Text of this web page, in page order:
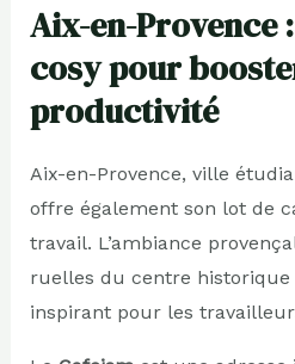
Aix-en-Provence
cosy pour
productivité
Aix-en-Provence, ville
offre également son lot de
travail. L’ambiance
ruelles du centre
inspirant pour les